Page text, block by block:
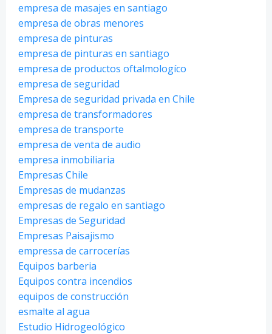
empresa de masajes en santiago
empresa de obras menores
empresa de pinturas
empresa de pinturas en santiago
empresa de productos oftalmologíco
empresa de seguridad
Empresa de seguridad privada en Chile
empresa de transformadores
empresa de transporte
empresa de venta de audio
empresa inmobiliaria
Empresas Chile
Empresas de mudanzas
empresas de regalo en santiago
Empresas de Seguridad
Empresas Paisajismo
empressa de carrocerías
Equipos barberia
Equipos contra incendios
equipos de construcción
esmalte al agua
Estudio Hidrogeológico